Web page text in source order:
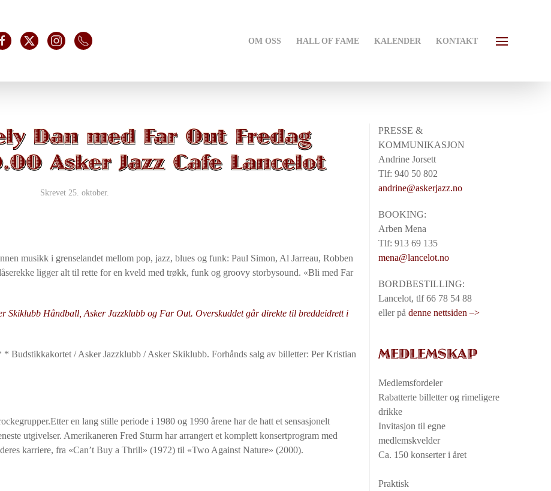
OM OSS HALL OF FAME KALENDER KONTAKT
Dan med Far Out Fredag
Asker Jazz Cafe Lancelot
Skrevet 25. oktober.
musikk i grenselandet mellom pop, jazz, blues og funk: Paul Simon, Al Jarreau, Robben
ligger alt til rette for en kveld med trøkk, funk og groovy storbysound. «Bli med Far
Skiklubb Håndball, Asker Jazzklubb og Far Out. Overskuddet går direkte til breddeidrett i
Budstikkakortet / Asker Jazzklubb / Asker Skiklubb. Forhånds salg av billetter: Per Kristian
en lang stille periode i 1980 og 1990 årene har de hatt et sensasjonelt
utgivelser. Amerikaneren Fred Sturm har arrangert et komplett konsertprogram med
karriere, fra «Can’t Buy a Thrill» (1972) til «Two Against Nature» (2000).
PRESSE &
KOMMUNIKASJON
Andrine Jorsett
Tlf: 940 50 802
andrine@askerjazz.no
BOOKING:
Arben Mena
Tlf: 913 69 135
mena@lancelot.no
BORDBESTILLING:
Lancelot, tlf 66 78 54 88
eller på denne nettsiden –>
MEDLEMSKAP
Medlemsfordeler
Rabatterte billetter og rimeligere
drikke
Invitasjon til egne
medlemskvelder
Ca. 150 konserter i året
Praktisk